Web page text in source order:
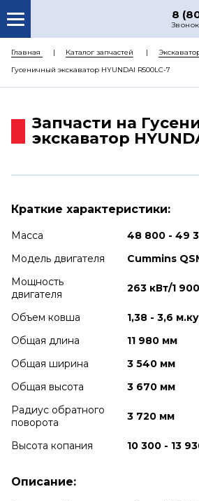
8
О НАС
КАТАЛОГ
ДОСТАВКА
Главная Каталог запчастей
Гусеничный экскаватор HYUNDAI R500LC-7
Запчасти на
экскаватор
Краткие характеристики:
Масса
48 800 - 49
Модель двигателя
Cummins
Мощность
двигателя
263 кВт/1
Объем ковша
1,38 - 3,6
Общая длина
11 980 мм
Общая ширина
3 540 мм
Общая высота
3 670 мм
Радиус обратного
поворота
3 720 мм
Высота копания 10 300 - 13
Описание: